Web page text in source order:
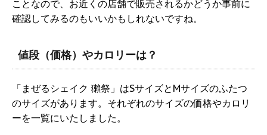
ことなので、お近くの店舗で販売されるかどうか事前に
確認してみるのもいいかもしれないですね。
値段（価格）やカロリーは？
「まぜるシェイク 獺祭」はSサイズとMサイズのふたつ
のサイズがあります。それぞれのサイズの価格やカロリ
ーを一覧にいたしました。